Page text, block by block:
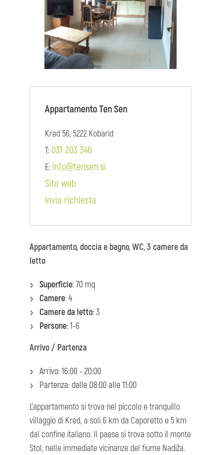
Appartamento Ten Sen
Kred 56, 5222 Kobarid
T: 031 203 346
E: info@tensen.si
Sito web
Invia richiesta
Appartamento, doccia e bagno, WC, 3 camere da
letto
Superficie: 70 mq
Camere: 4
Camere da letto: 3
Persone: 1-6
Arrivo / Partenza
Arrivo: 16:00 - 20:00
Partenza: dalle 08:00 alle 11:00
L'appartamento si trova nel piccolo e tranquillo
villaggio di Kred, a soli 6 km da Caporetto e 5 km
dal confine italiano. Il paese si trova sotto il monte
Stol, nelle immediate vicinanze del fiume Nadiža.